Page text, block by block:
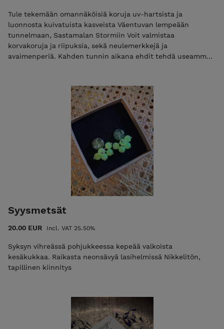
Tule tekemään omannäköisiä koruja uv-hartsista ja
luonnosta kuivatuista kasveista Väentuvan lempeään
tunnelmaan, Sastamalan Stormiin Voit valmistaa
korvakoruja ja riipuksia, sekä neulemerkkejä ja
avaimenperiä. Kahden tunnin aikana ehdit tehdä useamman
toiselle. Kiitos ymmärryksestä! Maksun jälkeen saat
sähköpostitse tarkemmat saapumisohjeet pajaan.
Syysmetsät
20.00 EUR Incl. VAT 25.50%
Syksyn vihreässä pohjukkeessa kepeää valkoista
kesäkukkaa. Raikasta neonsävyä lasihelmissä Nikkelitön,
tapillinen kiinnitys